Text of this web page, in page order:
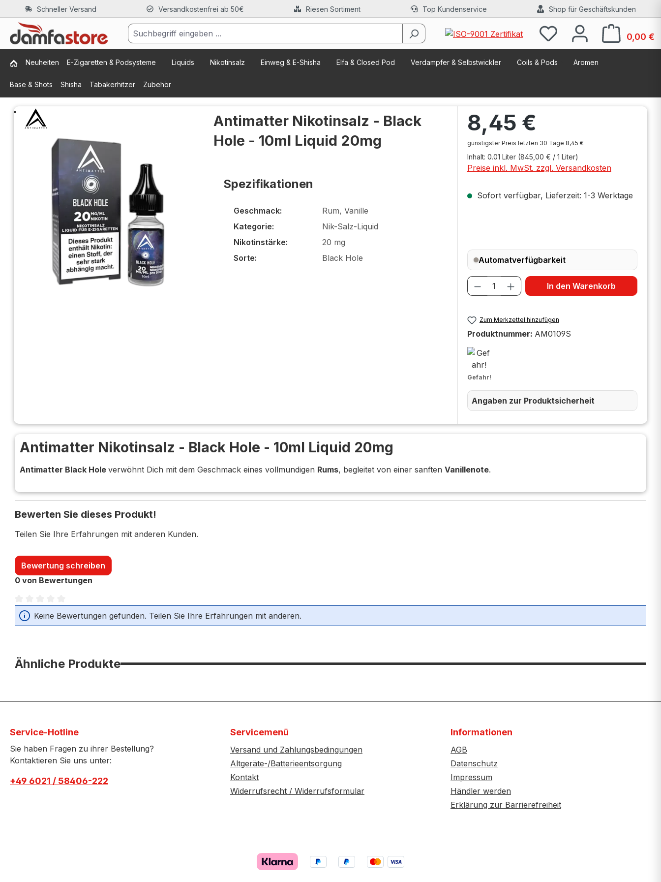
Hauptinhalt springen
Zur Suche springen
Zur Hauptnavigation springen
Schneller Versand Versandkostenfrei ab 50€ Riesen Sortiment Top Kundenservice Shop für Geschäftskunden
0,00 €
Neuheiten E-Zigaretten & Podsysteme Liquids Nikotinsalz Einweg & E-Shisha Elfa & Closed Pod Verdampfer & Selbstwickler Coils & Pods Aromen
Base & Shots Shisha Tabakerhitzer Zubehör
Bildergalerie überspringen
Antimatter Nikotinsalz - Black
Hole - 10ml Liquid 20mg
Spezifikationen
Geschmack:
Rum, Vanille
Kategorie:
Nik-Salz-Liquid
Nikotinstärke:
20 mg
Sorte:
Black Hole
8,45 €
günstigster Preis letzten 30 Tage 8,45 €
Inhalt: 0.01 Liter (845,00 € / 1 Liter)
Preise inkl. MwSt. zzgl. Versandkosten
Sofort verfügbar, Lieferzeit: 1-3 Werktage
Automatverfügbarkeit
Produkt Anzahl: Gib den
In den Warenkorb
Zum Merkzettel hinzufügen
Produktnummer: AM0109S
Gefahr!
Angaben zur Produktsicherheit
Antimatter Nikotinsalz - Black Hole - 10ml Liquid 20mg
Antimatter Black Hole verwöhnt Dich mit dem Geschmack eines vollmundigen Rums, begleitet von einer sanften Vanillenote.
Bewerten Sie dieses Produkt!
Teilen Sie Ihre Erfahrungen mit anderen Kunden.
Bewertung schreiben
0 von Bewertungen
Durchschnittliche Bewertung von 0 von 5 Sternen
Keine Bewertungen gefunden. Teilen Sie Ihre Erfahrungen mit anderen.
Ähnliche Produkte
Service-Hotline
Sie haben Fragen zu ihrer Bestellung?
Kontaktieren Sie uns unter:
+49 6021 / 58406-222
Servicemenü
Versand und Zahlungsbedingungen
Altgeräte-/Batterieentsorgung
Kontakt
Widerrufsrecht / Widerrufsformular
Informationen
AGB
Datenschutz
Impressum
Händler werden
Erklärung zur Barrierefreiheit